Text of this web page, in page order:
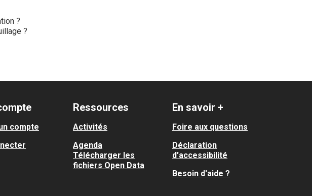
?
?
compte
Ressources
Activités
Agenda
Télécharger les
fichiers Open Data
En savoir +
Foire aux questions
Déclaration
d'accessibilité
Besoin d'aide ?